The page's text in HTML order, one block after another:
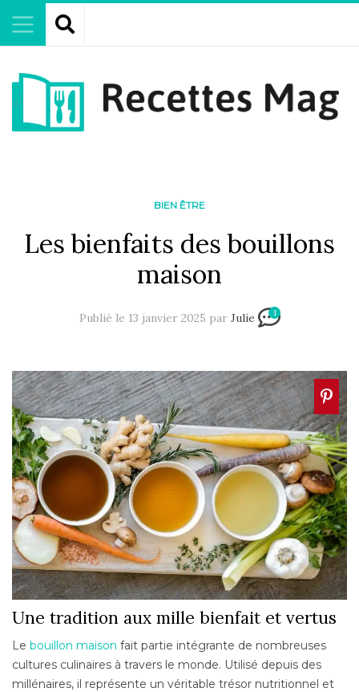
BIEN ÊTRE
Les bienfaits des bouillons
maison
Publié le 13 janvier 2025 par Julie 1
Une tradition aux mille bienfait et vertus
Le bouillon maison fait partie intégrante de nombreuses
cultures culinaires à travers le monde. Utilisé depuis des
millénaires, il représente un véritable trésor nutritionnel et